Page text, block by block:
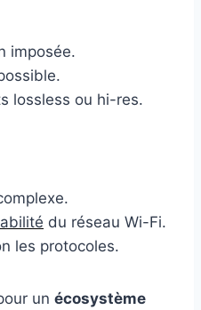
imposée.
lossless ou hi-res.
du réseau Wi-Fi.
les protocoles.
un écosystème